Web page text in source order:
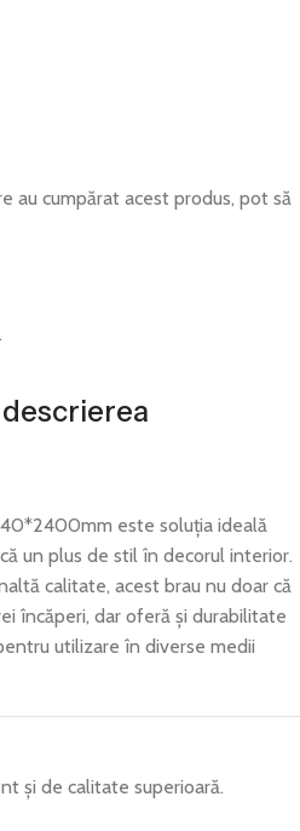
au cumpărat acest produs, pot să
este soluția ideală
un plus de stil în decorul interior.
calitate, acest brau nu doar că
încăperi, dar oferă și durabilitate
utilizare în diverse medii
și de calitate superioară.